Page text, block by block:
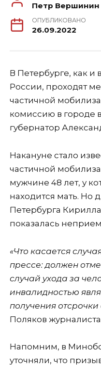
Петр Вершинин
ОПУБЛИКОВАНО
26.09.2022
В Петербурге, как и
России, проходят
частичной
комиссию в городе
губернатор
Накануне стало
частичной
мужчине 48 лет, у
находится мать. Но
Петербурга
показалась
«Что касается
прессе: должен
случай ухода за
инвалидностью
получения отсрочки
Поляков
Напомним, в
уточняли, что